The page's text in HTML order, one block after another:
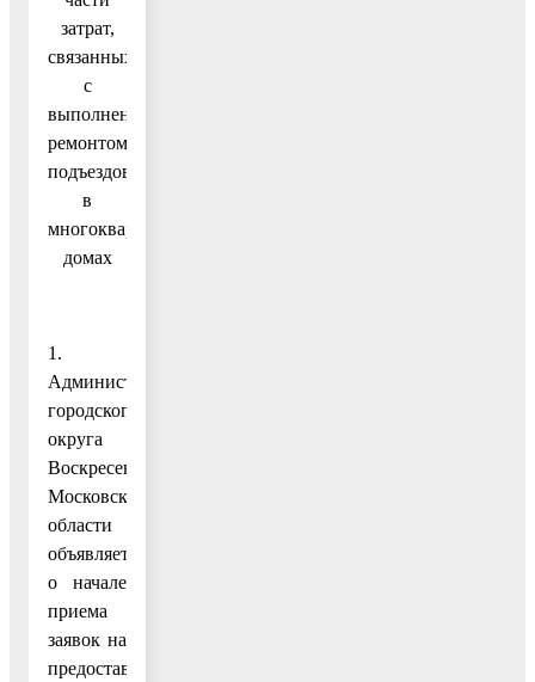
затрат,
связанных
с
выполненным
ремонтом
подъездов
в
многоквартирных
домах
1.
Администрация
городского
округа
Воскресенск
Московской
области
объявляет
о начале
приема
заявок на
предоставление